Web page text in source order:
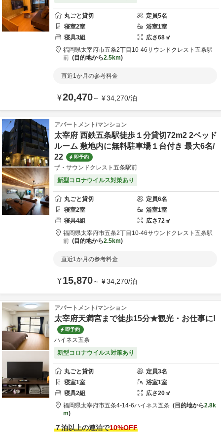
丸ごと貸切 定員5名
寝室2室 浴室1室
寝具3組 広さ68㎡
福岡県太宰府市五条2丁目10-46サウンドクレスト五条駅
前
目的地から2.5km
直近1か月の参考料金
¥20,470～ ¥34,270/泊
アパートメント/マンション
太宰府 西鉄五条駅徒歩１分貸切72m2 2ベッド
ルーム 敷地内に無料駐車場１台付き 最大6名/
22
即予約
ザ・サウンドクレスト五条駅前
新型コロナウイルス対策あり
丸ごと貸切 定員6名
寝室2室 浴室1室
寝具4組 広さ72㎡
福岡県太宰府市五条2丁目10-46サウンドクレスト五条駅
前
目的地から2.5km
直近1か月の参考料金
¥15,870～ ¥34,270/泊
アパートメント/マンション
太宰府天満宮まで徒歩15分★観光・お仕事に!
即予約
ハイネス五条
新型コロナウイルス対策あり
丸ごと貸切 定員3名
寝室1室 浴室1室
寝具2組 広さ20㎡
福岡県太宰府市五条4-14-6ハイネス五条 目的地から2.8k
m
７泊以上の連泊で10%OFF